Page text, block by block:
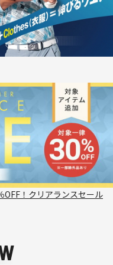
OFF！クリアランスセール